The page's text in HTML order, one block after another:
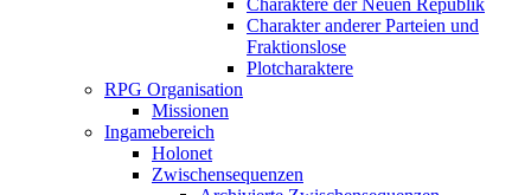
Charakter anderer Parteien und
Fraktionslose
Plotcharaktere
RPG Organisation
Missionen
Ingamebereich
Holonet
Zwischensequenzen